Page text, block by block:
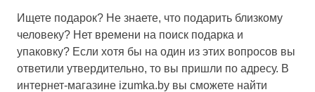
Ищете подарок? Не знаете, что подарить близкому
человеку? Нет времени на поиск подарка и
упаковку? Если хотя бы на один из этих вопросов вы
ответили утвердительно, то вы пришли по адресу. В
интернет-магазине izumka.by вы сможете найти